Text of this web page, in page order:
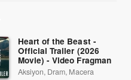
Heart of the Beast -
Official Trailer (2026
Movie) - Video Fragman
Aksiyon, Dram, Macera